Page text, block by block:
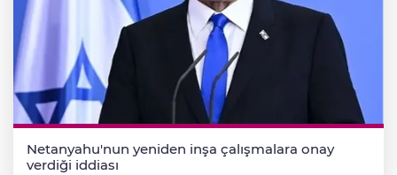
Netanyahu'nun yeniden inşa çalışmalara onay
verdiği iddiası